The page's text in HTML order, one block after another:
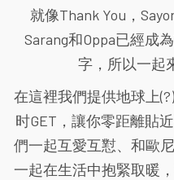
就像Thank You，
Sarang和Oppa已經成
字，所以一起
在這裡我們提供地球上
时GET，讓你零距離貼
們一起互愛互懟、和歐
一起在生活中抱緊取暖